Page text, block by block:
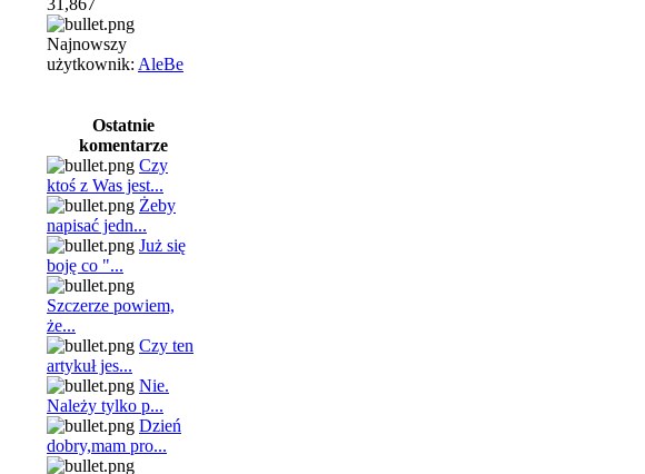
31,867
Najnowszy
użytkownik: AleBe
Ostatnie
komentarze
Czy
ktoś z Was jest...
Żeby
napisać jedn...
Już się
boję co "...
Szczerze powiem,
że...
Czy ten
artykuł jes...
Nie.
Należy tylko p...
Dzień
dobry,mam pro...